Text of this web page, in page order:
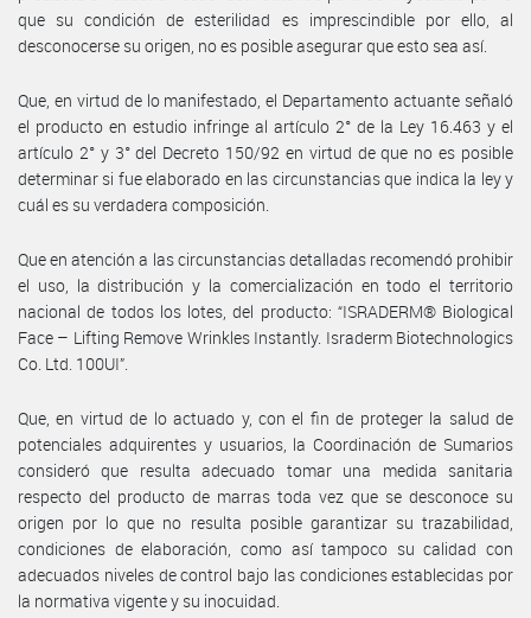
que su condición de esterilidad es imprescindible por ello, al
desconocerse su origen, no es posible asegurar que esto sea así.
Que, en virtud de lo manifestado, el Departamento actuante señaló
el producto en estudio infringe al artículo 2° de la Ley 16.463 y el
artículo 2° y 3° del Decreto 150/92 en virtud de que no es posible
determinar si fue elaborado en las circunstancias que indica la ley y
cuál es su verdadera composición.
Que en atención a las circunstancias detalladas recomendó prohibir
el uso, la distribución y la comercialización en todo el territorio
nacional de todos los lotes, del producto: “ISRADERM® Biological
Face – Lifting Remove Wrinkles Instantly. Israderm Biotechnologics
Co. Ltd. 100UI”.
Que, en virtud de lo actuado y, con el fin de proteger la salud de
potenciales adquirentes y usuarios, la Coordinación de Sumarios
consideró que resulta adecuado tomar una medida sanitaria
respecto del producto de marras toda vez que se desconoce su
origen por lo que no resulta posible garantizar su trazabilidad,
condiciones de elaboración, como así tampoco su calidad con
adecuados niveles de control bajo las condiciones establecidas por
la normativa vigente y su inocuidad.